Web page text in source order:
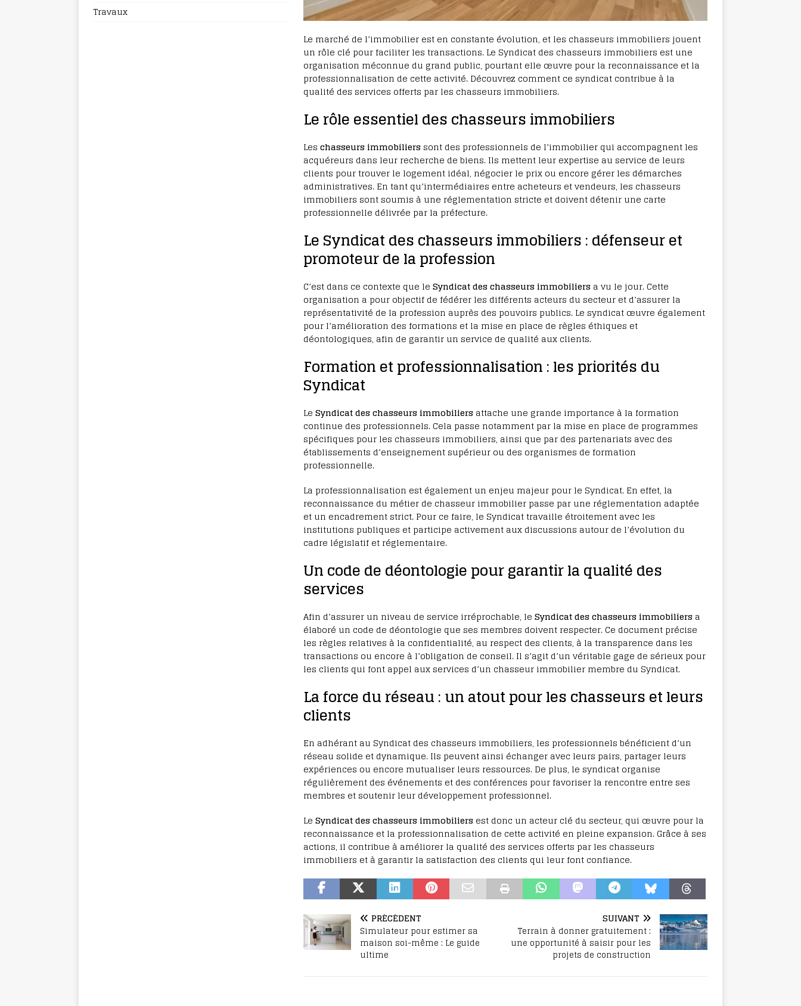
Le marché de l’immobilier est en constante évolution, et les chasseurs immobiliers jouent
un rôle clé pour faciliter les transactions. Le Syndicat des chasseurs immobiliers est une
organisation méconnue du grand public, pourtant elle œuvre pour la reconnaissance et la
professionnalisation de cette activité. Découvrez comment ce syndicat contribue à la
qualité des services offerts par les chasseurs immobiliers.
Le rôle essentiel des chasseurs immobiliers
Les chasseurs immobilierssont des professionnels de l’immobilier qui accompagnent les
acquéreurs dans leur recherche de biens. Ils mettent leur expertise au service de leurs
clients pour trouver le logement idéal, négocier le prix ou encore gérer les démarches
administratives. En tant qu’intermédiaires entre acheteurs et vendeurs, les chasseurs
immobiliers sont soumis à une réglementation stricte et doivent détenir une carte
professionnelle délivrée par la préfecture.
Le Syndicat des chasseurs immobiliers : défenseur et
promoteur de la profession
C’est dans ce contexte que le Syndicat des chasseurs immobiliersa vu le jour. Cette
organisation a pour objectif de fédérer les différents acteurs du secteur et d’assurer la
représentativité de la profession auprès des pouvoirs publics. Le syndicat œuvre également
pour l’amélioration des formations et la mise en place de règles éthiques et
déontologiques, afin de garantir un service de qualité aux clients.
Formation et professionnalisation : les priorités du
Syndicat
Le Syndicat des chasseurs immobiliersattache une grande importance à la formation
continue des professionnels. Cela passe notamment par la mise en place de programmes
spécifiques pour les chasseurs immobiliers, ainsi que par des partenariats avec des
établissements d’enseignement supérieur ou des organismes de formation
professionnelle.
La professionnalisation est également un enjeu majeur pour le Syndicat. En effet, la
reconnaissance du métier de chasseur immobilier passe par une réglementation adaptée
et un encadrement strict. Pour ce faire, le Syndicat travaille étroitement avec les
institutions publiques et participe activement aux discussions autour de l’évolution du
cadre législatif et réglementaire.
Un code de déontologie pour garantir la qualité des
services
Afin d’assurer un niveau de service irréprochable, le Syndicat des chasseurs immobiliersa
élaboré un code de déontologie que ses membres doivent respecter. Ce document précise
les règles relatives à la confidentialité, au respect des clients, à la transparence dans les
transactions ou encore à l’obligation de conseil. Il s’agit d’un véritable gage de sérieux pour
les clients qui font appel aux services d’un chasseur immobilier membre du Syndicat.
La force du réseau : un atout pour les chasseurs et leurs
clients
En adhérant au Syndicat des chasseurs immobiliers, les professionnels bénéficient d’un
réseau solide et dynamique. Ils peuvent ainsi échanger avec leurs pairs, partager leurs
expériences ou encore mutualiser leurs ressources. De plus, le syndicat organise
régulièrement des événements et des conférences pour favoriser la rencontre entre ses
membres et soutenir leur développement professionnel.
Le Syndicat des chasseurs immobiliersest donc un acteur clé du secteur, qui œuvre pour la
reconnaissance et la professionnalisation de cette activité en pleine expansion. Grâce à ses
actions, il contribue à améliorer la qualité des services offerts par les chasseurs
immobiliers et à garantir la satisfaction des clients qui leur font confiance.
PRÉCÉDENT
Simulateur pour estimer sa
maison soi-même : Le guide
ultime
SUIVANT
Terrain à donner gratuitement :
une opportunité à saisir pour les
projets de construction
Travaux